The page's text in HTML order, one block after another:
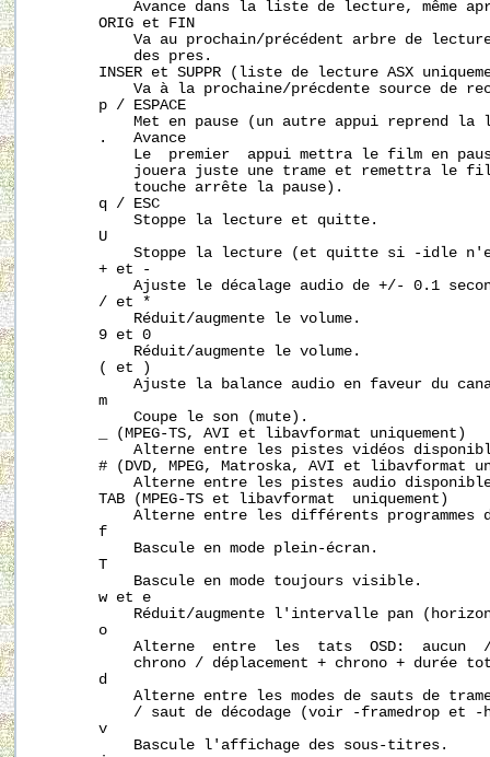
Avance dans la liste de lecture, même
       ORIG et FIN
Va au prochain/précédent arbre de
           des pres.
INSER et SUPPR (liste de lecture ASX
Va à la prochaine/précdente source de
       p / ESPACE
Met en pause (un autre appui reprend la
       .   Avance
Le  premier  appui mettra le film en
jouera juste une trame et remettra le
           touche arrête la pause).
       q / ESC
           Stoppe la lecture et quitte.
       U
Stoppe la lecture (et quitte si -idle
       + et -
Ajuste le décalage audio de +/- 0.1
       / et *
           Réduit/augmente le volume.
       9 et 0
           Réduit/augmente le volume.
       ( et )
Ajuste la balance audio en faveur du
       m
           Coupe le son (mute).
       _ (MPEG-TS, AVI et libavformat uniquement)
Alterne entre les pistes vidéos
# (DVD, MPEG, Matroska, AVI et libavformat
Alterne entre les pistes audio
       TAB (MPEG-TS et libavformat  uniquement)
Alterne entre les différents programmes
       f
           Bascule en mode plein-écran.
       T
           Bascule en mode toujours visible.
       w et e
Réduit/augmente l'intervalle pan
       o
Alterne  entre  les  tats  OSD:  aucun
chrono / déplacement + chrono + durée
       d
Alterne entre les modes de sauts de
/ saut de décodage (voir -framedrop et -
       v
           Bascule l'affichage des sous-titres.